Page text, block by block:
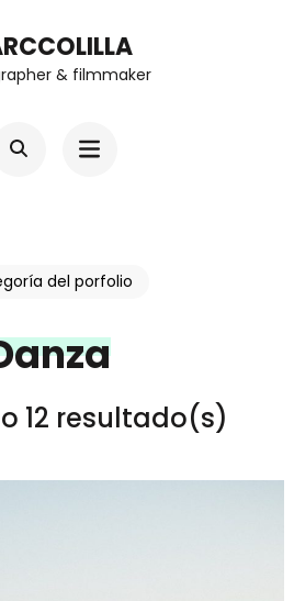
& filmmaker
del porfolio
12 resultado(s)